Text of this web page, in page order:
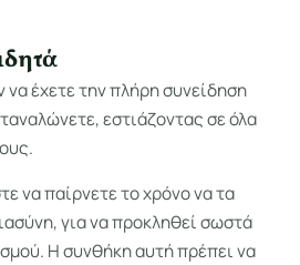
να έχετε την πλήρη συνείδηση
εστιάζοντας σε όλα
να παίρνετε το χρόνο να τα
για να προκληθεί σωστά
Η συνθήκη αυτή πρέπει να